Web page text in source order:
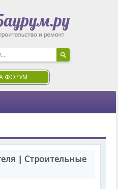
ФОРУМ
| Строительные